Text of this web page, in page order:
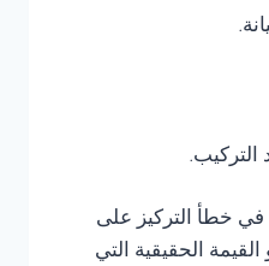
في خطأ التركيز على
الحقيقية التي